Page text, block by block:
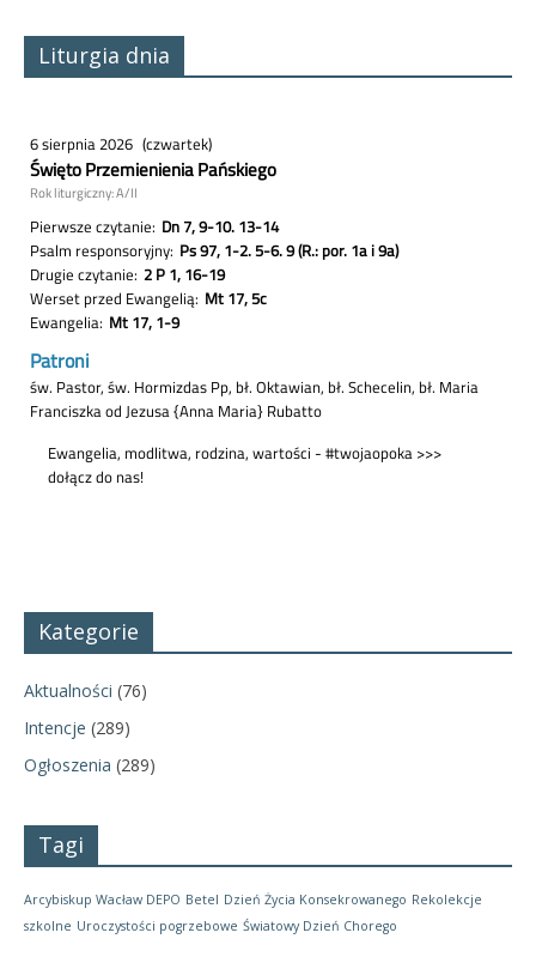
Liturgia dnia
Kategorie
Aktualności (76)
Intencje (289)
Ogłoszenia (289)
Tagi
Arcybiskup Wacław DEPO Betel Dzień Życia Konsekrowanego Rekolekcje
szkolne Uroczystości pogrzebowe Światowy Dzień Chorego